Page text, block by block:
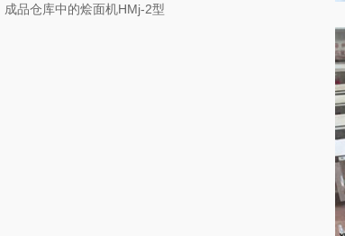
成品仓库中的烩面机HMj-2型